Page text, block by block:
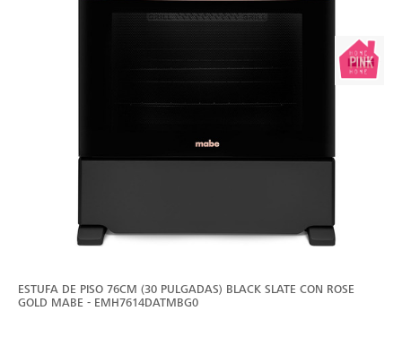
ESTUFA DE PISO 76CM (30 PULGADAS) BLACK SLATE CON ROSE
GOLD MABE - EMH7614DATMBG0